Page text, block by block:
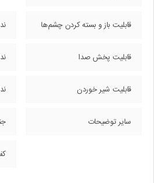
قابلیت باز و بسته کردن چشم‌ها
قابلیت پخش صدا
قابلیت شیر خوردن
سایر توضیحات